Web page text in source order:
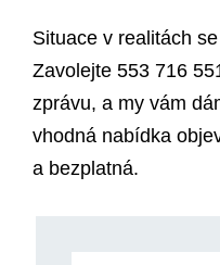
Situace v realitách
Zavolejte 553 716
zprávu, a my vám
vhodná nabídka
a bezplatná.